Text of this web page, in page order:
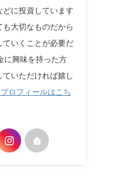
に投資しています
大切なものだから
ていくことが必要だ
に興味を持った方
いただければ嬉し
ロフィールはこち